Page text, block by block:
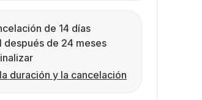
de 14 días
después de 24 meses
duración y la cancelación